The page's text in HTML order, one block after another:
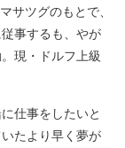
ツグのもとで、
事するも、やが
現・ドルフ上級
仕事をしたいと
たより早く夢が